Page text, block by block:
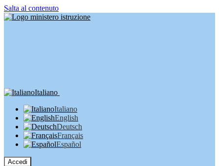
Salta al contenuto
Italiano
Italiano
English
Deutsch
Français
Español
Accedi